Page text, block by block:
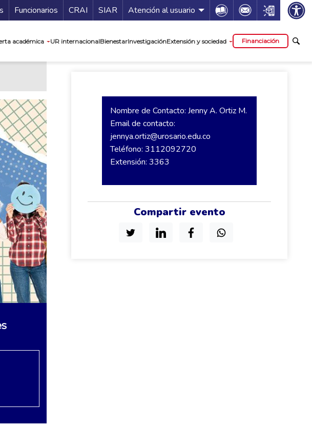
Funcionarios Guía de servicios
CRAI SIAR Atención al usuario Icon Icon Icon
académica UR internacionalBienestarInvestigaciónExtensión y sociedad Financiación
Nombre de Contacto: Jenny A. Ortiz M.
Email de contacto:
jennya.ortiz@urosario.edu.co
Teléfono: 3112092720
Extensión: 3363
Compartir evento